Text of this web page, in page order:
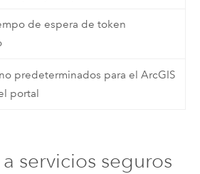
de espera de token
predeterminados para el ArcGIS
portal
servicios seguros